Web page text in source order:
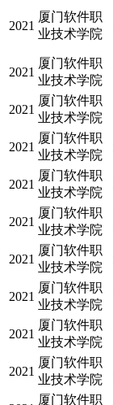
2021
厦门软件职
业技术学院
2021
厦门软件职
业技术学院
2021
厦门软件职
业技术学院
2021
厦门软件职
业技术学院
2021
厦门软件职
业技术学院
2021
厦门软件职
业技术学院
2021
厦门软件职
业技术学院
2021
厦门软件职
业技术学院
2021
厦门软件职
业技术学院
2021
厦门软件职
业技术学院
厦门软件职